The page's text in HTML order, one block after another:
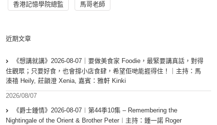
香港記憶學院總監 馬哥老師
近期文章
《想講就講》2026-08-07｜要做美食家 Foodie，最緊要講真話，對得
住觀眾；只要好食，也會撐小店食肆，希望佢哋能捱得住！｜主持：馬
溱禧 Heily, 莊韻澄 Xenia, 嘉賓：雅軒 Kinki
2026/08/07
《爵士鍾情》2026-08-07︱第44季10集 – Remembering the
Nightingale of the Orient & Brother Peter︱主持：鍾一諾 Roger